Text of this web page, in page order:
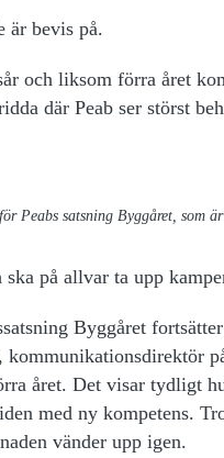
är bevis på.
och liksom förra året
där Peab ser störst
Peabs satsning Byggåret, som
på allvar ta upp
Byggåret
året. Det visar tydligt
med ny kompetens.
vänder upp igen.